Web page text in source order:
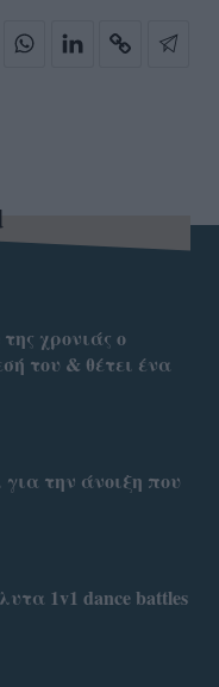
χρονιάς ο
του & θέτει ένα
την άνοιξη που
1v1 dance battles